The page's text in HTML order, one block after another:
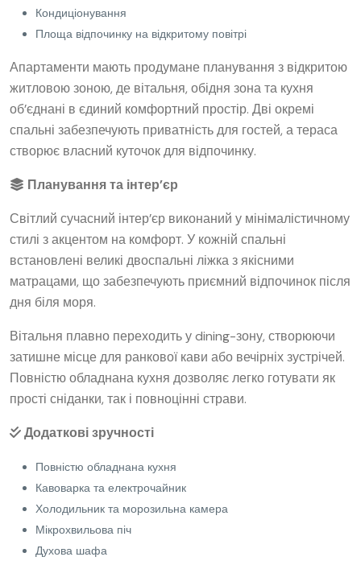
Кондиціонування
Площа відпочинку на відкритому повітрі
Апартаменти мають продумане планування з відкритою
житловою зоною, де вітальня, обідня зона та кухня
об’єднані в єдиний комфортний простір. Дві окремі
спальні забезпечують приватність для гостей, а тераса
створює власний куточок для відпочинку.
Планування та інтер’єр
Світлий сучасний інтер’єр виконаний у мінімалістичному
стилі з акцентом на комфорт. У кожній спальні
встановлені великі двоспальні ліжка з якісними
матрацами, що забезпечують приємний відпочинок після
дня біля моря.
Вітальня плавно переходить у dining-зону, створюючи
затишне місце для ранкової кави або вечірніх зустрічей.
Повністю обладнана кухня дозволяє легко готувати як
прості сніданки, так і повноцінні страви.
Додаткові зручності
Повністю обладнана кухня
Кавоварка та електрочайник
Холодильник та морозильна камера
Мікрохвильова піч
Духова шафа